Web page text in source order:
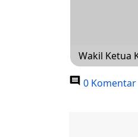
Wakil Ketua
0 Komentar